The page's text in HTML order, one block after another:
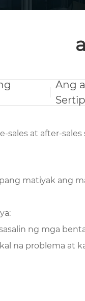
Ang
at after-sales
matiyak ang
ng mga
na problema at